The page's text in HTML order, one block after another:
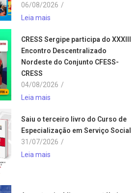
06/08/2026 /
Leia mais
CRESS Sergipe participa do XXXIII
Encontro Descentralizado
Nordeste do Conjunto CFESS-
CRESS
04/08/2026 /
Leia mais
Saiu o terceiro livro do Curso de
Especialização em Serviço Social
31/07/2026 /
Leia mais